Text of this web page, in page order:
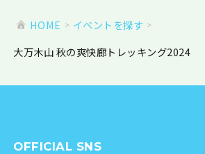
HOME
イベントを探す
大万木山 秋の爽快廊トレッキング2024
OFFICIAL SNS